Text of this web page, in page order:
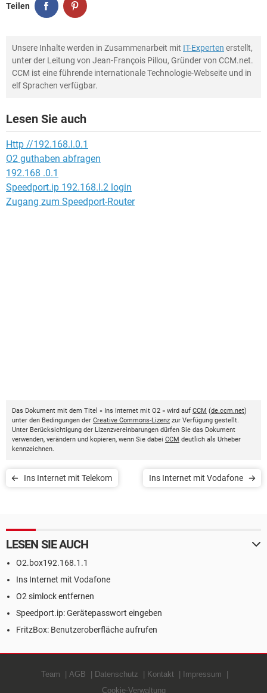
Teilen
Unsere Inhalte werden in Zusammenarbeit mit IT-Experten erstellt,
unter der Leitung von Jean-François Pillou, Gründer von CCM.net.
CCM ist eine führende internationale Technologie-Webseite und in
elf Sprachen verfügbar.
Lesen Sie auch
Http //192.168.l.0.1
O2 guthaben abfragen
192.168 .0.1
Speedport.ip 192.168.l.2 login
Zugang zum Speedport-Router
Das Dokument mit dem Titel « Ins Internet mit O2 » wird auf CCM (de.ccm.net)
unter den Bedingungen der Creative Commons-Lizenz zur Verfügung gestellt.
Unter Berücksichtigung der Lizenzvereinbarungen dürfen Sie das Dokument
verwenden, verändern und kopieren, wenn Sie dabei CCM deutlich als Urheber
kennzeichnen.
Ins Internet mit Telekom Ins Internet mit Vodafone
LESEN SIE AUCH
O2.box192.168.1.1
Ins Internet mit Vodafone
O2 simlock entfernen
Speedport.ip: Gerätepasswort eingeben
FritzBox: Benutzeroberfläche aufrufen
Team AGB Datenschutz Kontakt
Impressum
Cookie-Verwaltung